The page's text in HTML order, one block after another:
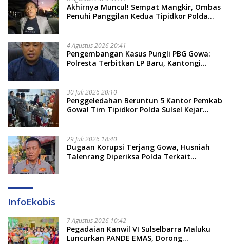
Akhirnya Muncul! Sempat Mangkir, Ombas
Penuhi Panggilan Kedua Tipidkor Polda
4 Agustus 2026 20:41
Pengembangan Kasus Pungli PBG Gowa:
Polresta Terbitkan LP Baru, Kantongi
30 Juli 2026 20:10
Penggeledahan Beruntun 5 Kantor Pemkab
Gowa! Tim Tipidkor Polda Sulsel Kejar
29 Juli 2026 18:40
Dugaan Korupsi Terjang Gowa, Husniah
Talenrang Diperiksa Polda Terkait
InfoEkobis
7 Agustus 2026 10:42
Pegadaian Kanwil VI Sulselbarra Maluku
Luncurkan PANDE EMAS, Dorong